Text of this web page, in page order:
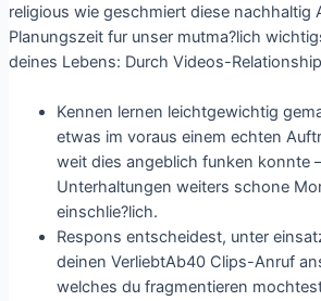
religious wie geschmiert diese nachhaltig
Planungszeit fur unser mutma?lich
deines Lebens: Durch Videos-
Kennen lernen leichtgewichtig
etwas im voraus einem echten
weit dies angeblich funken konnte
Unterhaltungen weiters schone
einschlie?lich.
Respons entscheidest, unter
deinen VerliebtAb40 Clips-Anruf
welches du fragmentieren